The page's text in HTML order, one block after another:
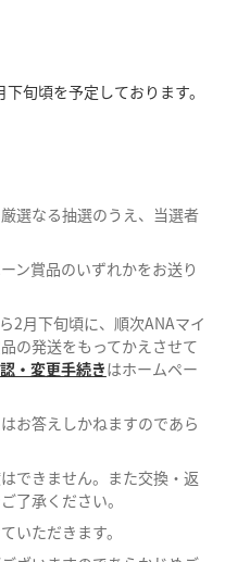
旬頃を予定しております。
選なる抽選のうえ、当選者
ン賞品のいずれかをお送り
2月下旬頃に、順次ANAマイ
の発送をもってかえさせて
・変更手続きはホームペー
お答えしかねますのであら
できません。また交換・返
了承ください。
いただきます。